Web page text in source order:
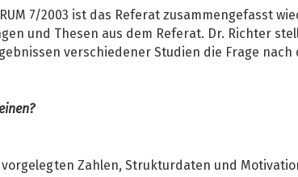
7/2003 ist das Referat zusammengefasst
und Thesen aus dem Referat. Dr. Richter
verschiedener Studien die Frage
vorgelegten Zahlen, Strukturdaten und